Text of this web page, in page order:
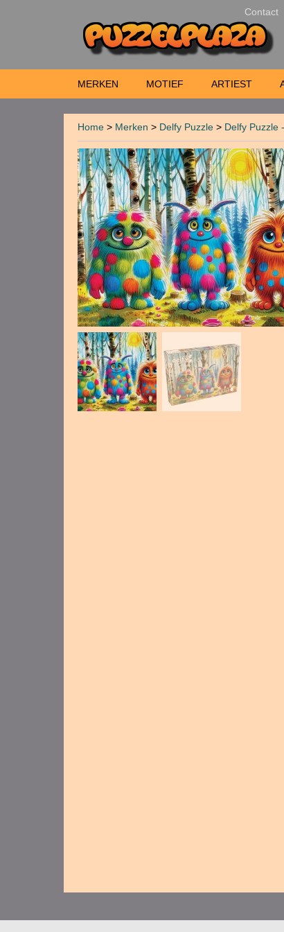
Contact
MERKEN MOTIEF ARTIEST
Home > Merken > Delfy Puzzle > Delfy Puzzle